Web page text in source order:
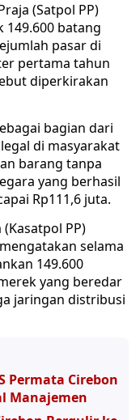
(Satpol PP)
149.600 batang
pasar di
pertama tahun
diperkirakan
bagian dari
di masyarakat
barang tanpa
yang berhasil
Rp111,6 juta.
PP)
selama
149.600
yang beredar
jaringan distribusi
Permata Cirebon
Manajemen